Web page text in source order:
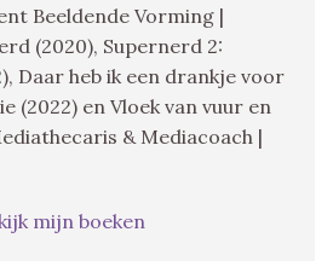
Beeldende Vorming |
(2020), Supernerd 2:
Daar heb ik een drankje voor
(2022) en Vloek van vuur en
& Mediacoach |
mijn boeken